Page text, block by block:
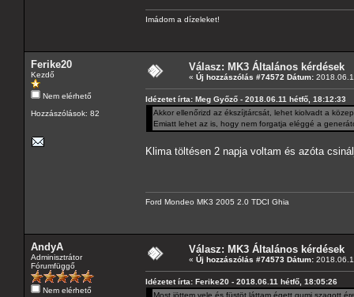
Imádom a dízeleket!
Ferike20
Kezdő
Nem elérhető
Hozzászólások: 82
Válasz: MK3 Általános kérdések
« Új hozzászólás #74572 Dátum:
Idézetet írta: Meg Győző - 2018.06.11 hétfő, 18:12:33
Akkor ellenőrizd az ékszíjtárcsát, lehet kiolvadt a
Emiatt lehet az is, hogy nem forgatja eléggé a
Klima töltésen 2 napja voltam és azóta
Ford Mondeo MK3 2005 2.0 TDCI Ghia
AndyA
Adminisztrátor
Fórumfüggő
Nem elérhető
Válasz: MK3 Általános kérdések
« Új hozzászólás #74573 Dátum:
Idézetet írta: Ferike20 - 2018.06.11 hétfő, 18:05:26
Most jöttem vele és füstöt láttam égett gumi szagott